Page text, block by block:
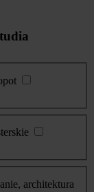
architektura